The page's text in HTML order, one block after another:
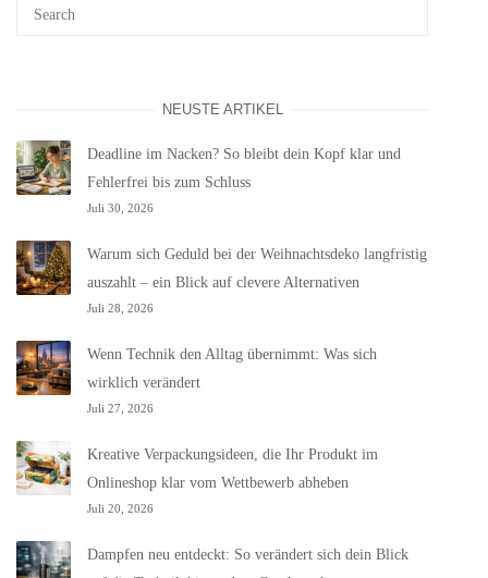
NEUSTE ARTIKEL
Deadline im Nacken? So bleibt dein Kopf klar und
Fehlerfrei bis zum Schluss
Juli 30, 2026
Warum sich Geduld bei der Weihnachtsdeko langfristig
auszahlt – ein Blick auf clevere Alternativen
Juli 28, 2026
Wenn Technik den Alltag übernimmt: Was sich
wirklich verändert
Juli 27, 2026
Kreative Verpackungsideen, die Ihr Produkt im
Onlineshop klar vom Wettbewerb abheben
Juli 20, 2026
Dampfen neu entdeckt: So verändert sich dein Blick